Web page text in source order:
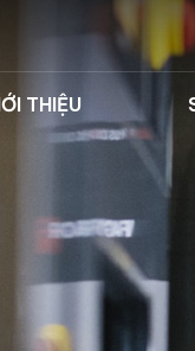
THIỆU
Về Pan Trading
Tầm nhìn - Sứ mệnh
Giá trị cốt lõi
nghiệp
vắt tốc độ cao